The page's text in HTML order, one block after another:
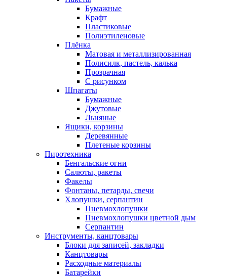
Бумажные
Крафт
Пластиковые
Полиэтиленовые
Плёнка
Матовая и металлизированная
Полисилк, пастель, калька
Прозрачная
С рисунком
Шпагаты
Бумажные
Джутовые
Льняные
Ящики, корзины
Деревянные
Плетеные корзины
Пиротехника
Бенгальские огни
Салюты, ракеты
Факелы
Фонтаны, петарды, свечи
Хлопушки, серпантин
Пневмохлопушки
Пневмохлопушки цветной дым
Серпантин
Инструменты, канцтовары
Блоки для записей, закладки
Канцтовары
Расходные материалы
Батарейки